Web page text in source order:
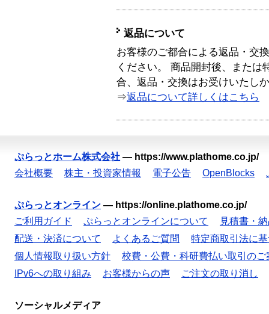
返品について
お客様のご都合による返品・交
ください。 商品開封後、または
合、返品・交換はお受けいたし
⇒返品について詳しくはこちら
ぷらっとホーム株式会社 — https://www.plathome.co.jp/
会社概要
株主・投資家情報 電子公告 OpenBlocks
ぷらっとオンライン — https://online.plathome.co.jp/
ご利用ガイド
ぷらっとオンラインについて
見積書・
配送・決済について
よくあるご質問
特定商取引法に
個人情報取り扱い方針
校費・公費・科研費払い取引のご
IPv6への取り組み
お客様からの声 ご注文の取り消し
ソーシャルメディア